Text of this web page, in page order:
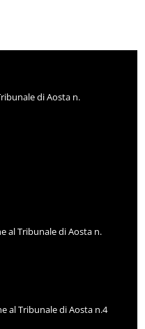
di Aosta n.
al Tribunale di Aosta n.
al Tribunale di Aosta n.4